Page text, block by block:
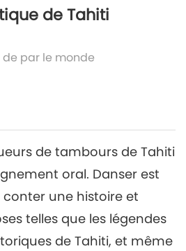
de Tahiti
par le monde
de tambours de Tahiti
oral. Danser est
une histoire et
telles que les légendes
de Tahiti, et même